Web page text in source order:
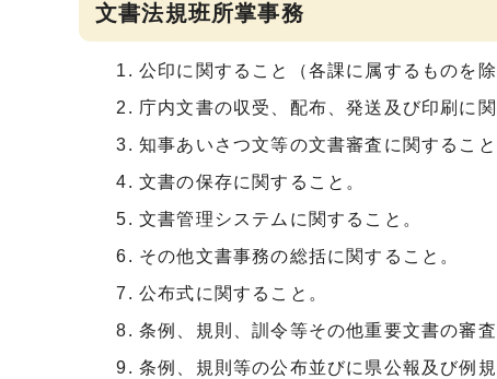
文書法規班所掌事務
公印に関すること（各課に属するものを除
庁内文書の収受、配布、発送及び印刷に関
知事あいさつ文等の文書審査に関すること
文書の保存に関すること。
文書管理システムに関すること。
その他文書事務の総括に関すること。
公布式に関すること。
条例、規則、訓令等その他重要文書の審査
条例、規則等の公布並びに県公報及び例